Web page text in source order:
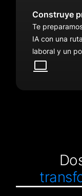
Construye
Te
IA con una
laboral y un